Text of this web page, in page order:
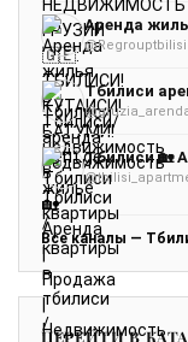
@Regrouptbilisi
Тбилиси
Все каналы —
ПЕРЕЙТИ В